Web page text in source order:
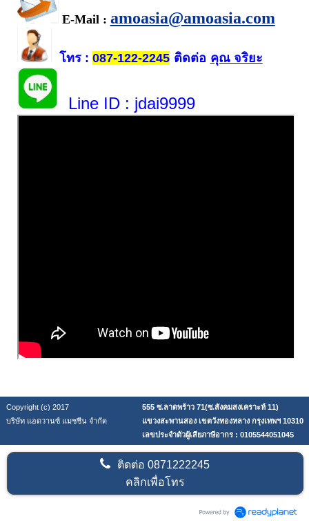
E-Mail : amoasia@amoasia.com
โทร: 087-122-2245ติดต่อ คุณ จริยะ
Line ID : jdai9999
Copyright (c) 2017
555 ซ.ลาดพร้าว 71(ซ.สังคมสงเคราะห์ 11)
บริษัท แอดวานซ์ แมชชีน จำกัด
แขวงสะพานสอง เขตวังทองหลาง กรุงเทพฯ 10310
เลขประจำตัวผู้เสียภาษีอากร : 0105544051045
ติดต่อ0871222245
คลิกเพื่อโทร